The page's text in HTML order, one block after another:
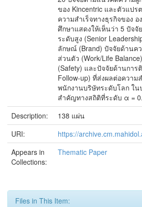
ของ Kincentric และตัวแปร
ความสำเร็จทางธุรกิจของ
ศึกษาแสดงให้เห็นว่า 5 ปัจ
ระดับสูง (Senior
ลักษณ์ (Brand) ปัจจัยด้านค
ส่วนตัว (Work/Life
(Safety) และปัจจัยด้านการ
Follow-up) ที่ส่งผลต่อความ
พนักงานบริษัทระดับโลก ใน
สำคัญทางสถิติที่ระดับ α =
Description:
138 แผ่น
URI:
https://
Appears in
Collections:
Thematic Paper
Files in This Item: